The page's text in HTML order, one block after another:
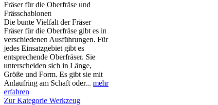
Fräser für die Oberfräse und
Frässchablonen
Die bunte Vielfalt der Fräser
Fräser für die Oberfräse gibt es in
verschiedenen Ausführungen. Für
jedes Einsatzgebiet gibt es
entsprechende Oberfräser. Sie
unterscheiden sich in Länge,
Größe und Form. Es gibt sie mit
Anlaufring am Schaft oder... mehr
erfahren
Zur Kategorie Werkzeug